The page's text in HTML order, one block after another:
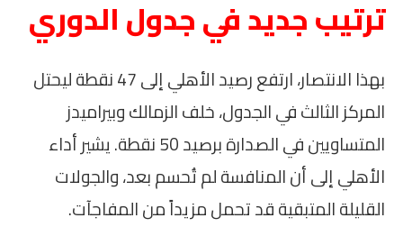
ترتيب جديد في جدول الدوري
بهذا الانتصار، ارتفع رصيد الأهلي إلى 47 نقطة ليحتل
المركز الثالث في الجدول، خلف الزمالك وبيراميدز
المتساويين في الصدارة برصيد 50 نقطة. يشير أداء
الأهلي إلى أن المنافسة لم تُحسم بعد، والجولات
القليلة المتبقية قد تحمل مزيداً من المفاجآت.